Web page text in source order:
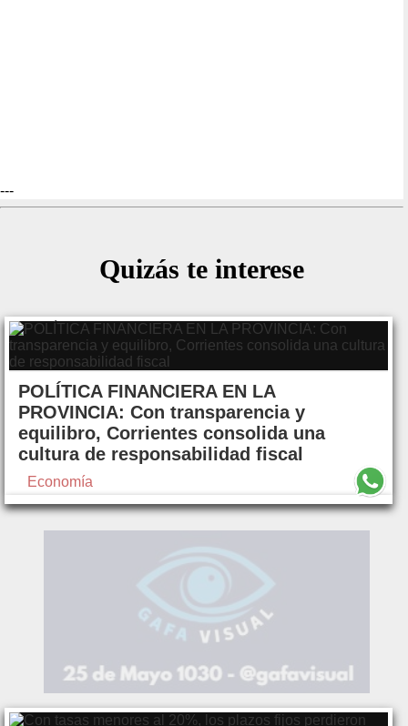
---
Quizás te interese
POLÍTICA FINANCIERA EN LA
PROVINCIA: Con transparencia y
equilibro, Corrientes consolida una
cultura de responsabilidad fiscal
Economía